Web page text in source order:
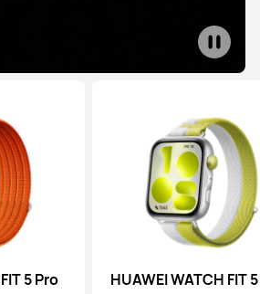
5 Pro HUAWEI WATCH FIT 5
WATCH
Series